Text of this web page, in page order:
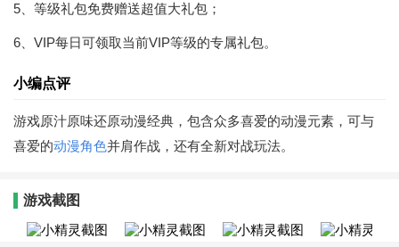
5、等级礼包免费赠送超值大礼包；
6、VIP每日可领取当前VIP等级的专属礼包。
小编点评
游戏原汁原味还原动漫经典，包含众多喜爱的动漫元素，可与
喜爱的动漫角色并肩作战，还有全新对战玩法。
游戏截图